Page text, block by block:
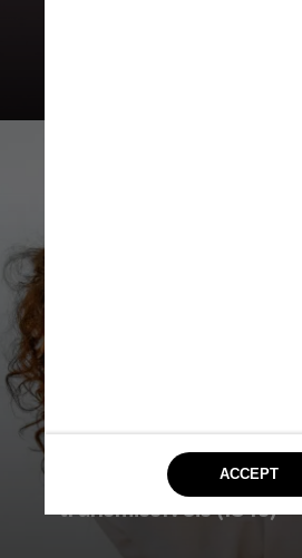
Infecções sexualmente
transmissíveis (ISTs)